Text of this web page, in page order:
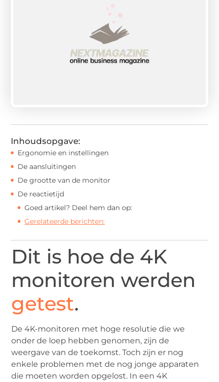
Inhoudsopgave:
Ergonomie en instellingen
De aansluitingen
De grootte van de monitor
De reactietijd
Goed artikel? Deel hem dan op:
Gerelateerde berichten:
Dit is hoe de 4K
monitoren werden
getest.
De 4K-monitoren met hoge resolutie die we
onder de loep hebben genomen, zijn de
weergave van de toekomst. Toch zijn er nog
enkele problemen met de nog jonge apparaten
die moeten worden opgelost. In een 4K